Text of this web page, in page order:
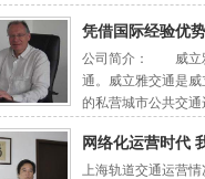
凭借国际经验优
公司简介： 威立雅
通。威立雅交通是
的私营城市公共交
网络化运营时代
上海轨道交通运营